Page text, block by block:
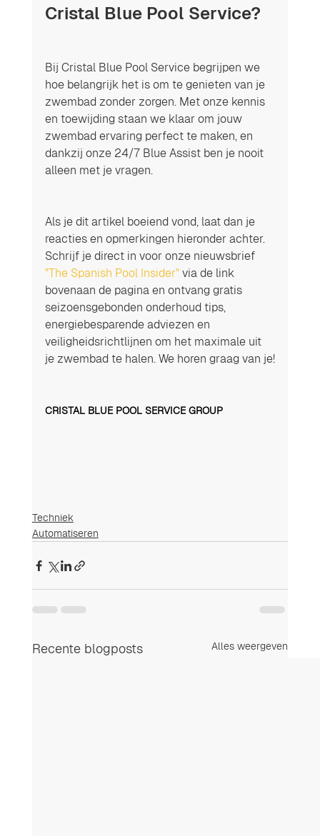
Cristal Blue Pool Service?
Bij Cristal Blue Pool Service begrijpen we
hoe belangrijk het is om te genieten van je
zwembad zonder zorgen. Met onze kennis
en toewijding staan we klaar om jouw
zwembad ervaring perfect te maken, en
dankzij onze 24/7 Blue Assist ben je nooit
alleen met je vragen.
Als je dit artikel boeiend vond, laat dan je
reacties en opmerkingen hieronder achter.
Schrijf je direct in voor onze nieuwsbrief
"The Spanish Pool Insider" via de link
bovenaan de pagina en ontvang gratis
seizoensgebonden onderhoud tips,
energiebesparende adviezen en
veiligheidsrichtlijnen om het maximale uit
je zwembad te halen. We horen graag van je!
CRISTAL BLUE POOL SERVICE GROUP
Techniek
Automatiseren
Recente blogposts Alles weergeven